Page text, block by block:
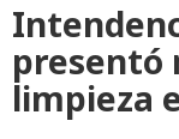
presentó
limpieza